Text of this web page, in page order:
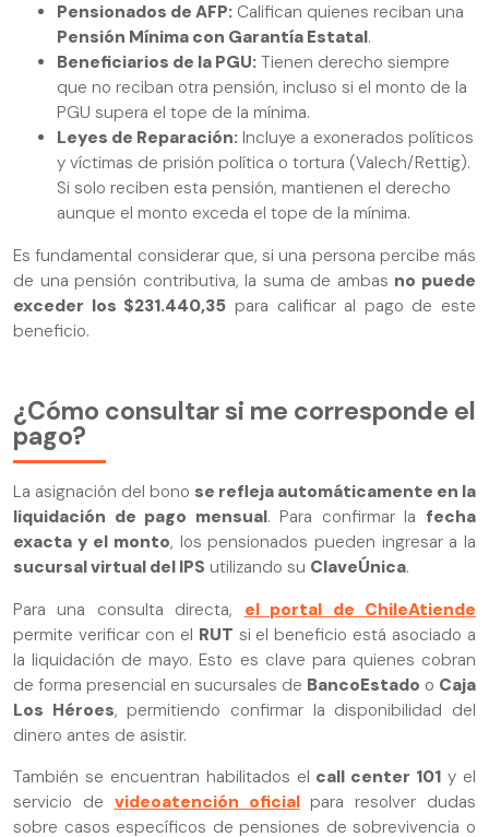
Pensionados de AFP: Califican quienes reciban una
Pensión Mínima con Garantía Estatal.
Beneficiarios de la PGU: Tienen derecho siempre
que no reciban otra pensión, incluso si el monto de la
PGU supera el tope de la mínima.
Leyes de Reparación: Incluye a exonerados políticos
y víctimas de prisión política o tortura (Valech/Rettig).
Si solo reciben esta pensión, mantienen el derecho
aunque el monto exceda el tope de la mínima.
Es fundamental considerar que, si una persona percibe más
de una pensión contributiva, la suma de ambas no puede
exceder los $231.440,35 para calificar al pago de este
beneficio.
¿Cómo consultar si me corresponde el
pago?
La asignación del bono se refleja automáticamente en la
liquidación de pago mensual. Para confirmar la fecha
exacta y el monto, los pensionados pueden ingresar a la
sucursal virtual del IPS utilizando su ClaveÚnica.
Para una consulta directa, el portal de ChileAtiende
permite verificar con el RUT si el beneficio está asociado a
la liquidación de mayo. Esto es clave para quienes cobran
de forma presencial en sucursales de BancoEstado o Caja
Los Héroes, permitiendo confirmar la disponibilidad del
dinero antes de asistir.
También se encuentran habilitados el call center 101 y el
servicio de videoatención oficialpara resolver dudas
sobre casos específicos de pensiones de sobrevivencia o